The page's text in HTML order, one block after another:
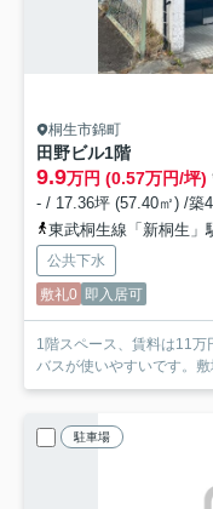
桐生市錦町
田野ビル1階
9.9万円 (0.57万円/坪)
- / 17.36坪 (57.40㎡) /築
東武桐生線「新桐生」
公共下水
敷礼0 即入居可
1階スペース、賃料は11万
バスが使いやすいです。
駐車場